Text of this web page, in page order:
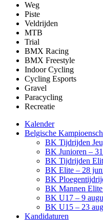
Weg
Piste
Veldrijden
MTB
Trial
BMX Racing
BMX Freestyle
Indoor Cycling
Cycling Esports
Gravel
Paracycling
Recreatie
Kalender
Belgische
BK Tijdrijden
BK Junioren –
BK Tijdrijden
BK Elite – 28
BK
BK Mannen
BK U17 – 9
BK U15 – 23
Kandidaturen